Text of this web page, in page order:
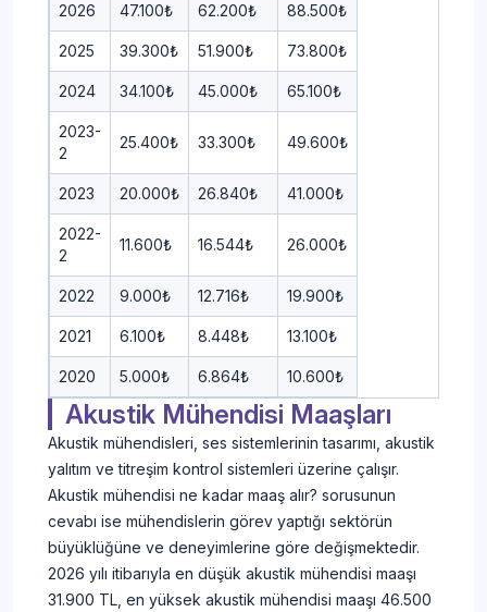
2026 47.100₺ 62.200₺ 88.500₺
2025 39.300₺ 51.900₺ 73.800₺
2024 34.100₺ 45.000₺ 65.100₺
2023-
2
25.400₺ 33.300₺ 49.600₺
2023 20.000₺ 26.840₺ 41.000₺
2022-
2
11.600₺ 16.544₺ 26.000₺
2022 9.000₺ 12.716₺ 19.900₺
2021 6.100₺ 8.448₺ 13.100₺
2020 5.000₺ 6.864₺ 10.600₺
Akustik Mühendisi Maaşları
Akustik mühendisleri, ses sistemlerinin tasarımı, akustik
yalıtım ve titreşim kontrol sistemleri üzerine çalışır.
Akustik mühendisi ne kadar maaş alır? sorusunun
cevabı ise mühendislerin görev yaptığı sektörün
büyüklüğüne ve deneyimlerine göre değişmektedir.
2026 yılı itibarıyla en düşük akustik mühendisi maaşı
31.900 TL, en yüksek akustik mühendisi maaşı 46.500